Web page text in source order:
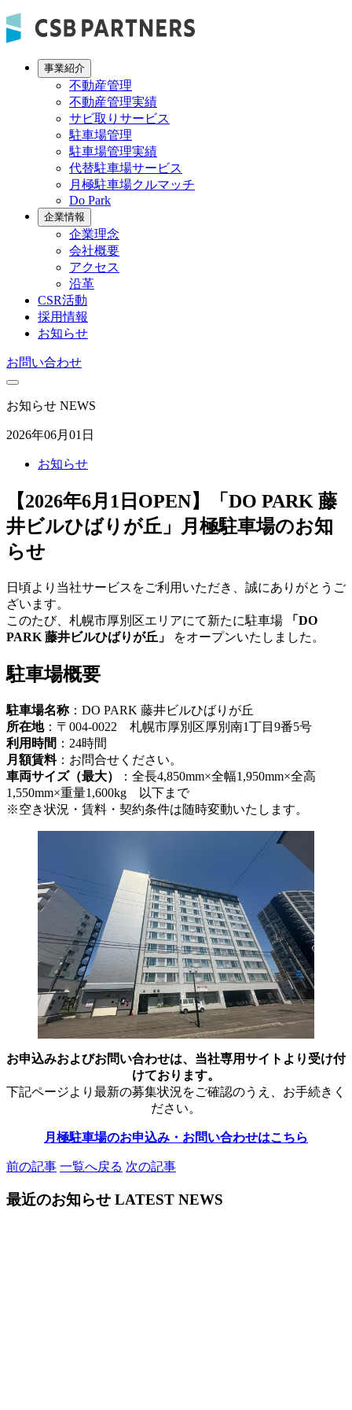
事業紹介
不動産管理
不動産管理実績
サビ取りサービス
駐車場管理
駐車場管理実績
代替駐車場サービス
月極駐車場クルマッチ
Do Park
企業情報
企業理念
会社概要
アクセス
沿革
CSR活動
採用情報
お知らせ
お問い合わせ
お知らせ NEWS
2026年06月01日
お知らせ
【2026年6月1日OPEN】「DO PARK 藤
井ビルひばりが丘」月極駐車場のお知
らせ
日頃より当社サービスをご利用いただき、誠にありがとうご
ざいます。
このたび、札幌市厚別区エリアにて新たに駐車場
「DO
PARK 藤井ビルひばりが丘」
をオープンいたしました。
駐車場概要
駐車場名称：DO PARK 藤井ビルひばりが丘
所在地：〒004-0022 札幌市厚別区厚別南1丁目9番5号
利用時間 ：24時間
月額賃料：お問合せください。
車両サイズ（最大）
：全長4,850mm×全幅1,950mm×全高
1,550mm×重量1,600kg 以下まで
※空き状況・賃料・契約条件は随時変動いたします。
お申込みおよびお問い合わせは、当社専用サイトより受け付
けております。
下記ページより最新の募集状況をご確認のうえ、お手続きく
ださい。
月極駐車場のお申込み・お問い合わせはこちら
前の記事 一覧へ戻る 次の記事
最近のお知らせ LATEST NEWS